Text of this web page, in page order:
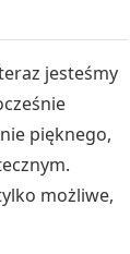
jesteśmy
pięknego,
możliwe,